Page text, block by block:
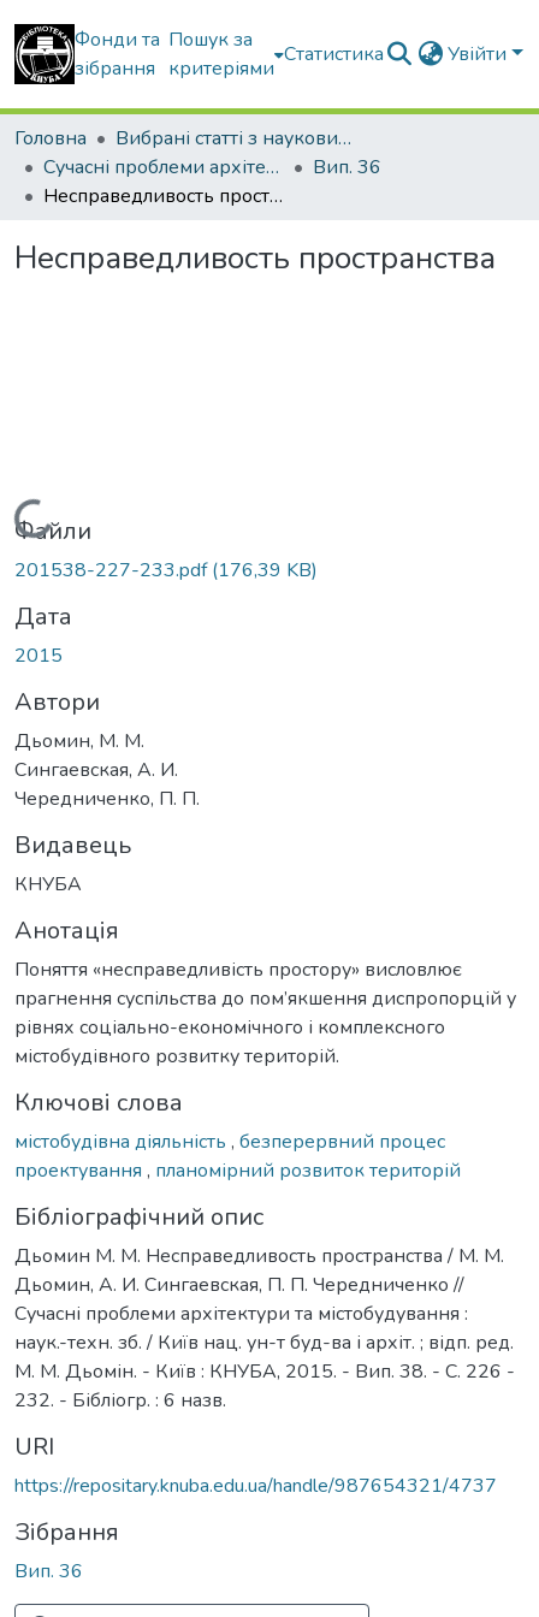
Фонди та
зібрання
Пошук за
критеріями
Статистика Увійти
Головна
Вибрані статті з наукових збірників КНУБА
Сучасні проблеми архітектури та містобудування
Вип. 36
Несправедливость пространства
Несправедливость пространства
Вантажиться...
Файли
201538-227-233.pdf(176,39 KB)
Дата
2015
Автори
Дьомин, М. М.
Сингаевская, А. И.
Чередниченко, П. П.
Видавець
КНУБА
Анотація
Поняття «несправедливість простору» висловлює
прагнення суспільства до пом’якшення диспропорцій у
рівнях соціально-економічного і комплексного
містобудівного розвитку територій.
Ключові слова
містобудівна діяльність , безперервний процес
проектування , планомірний розвиток територій
Бібліографічний опис
Дьомин М. М. Несправедливость пространства / М. М.
Дьомин, А. И. Сингаевская, П. П. Чередниченко //
Сучасні проблеми архітектури та містобудування :
наук.-техн. зб. / Київ нац. ун-т буд-ва і архіт. ; відп. ред.
М. М. Дьомін. - Київ : КНУБА, 2015. - Вип. 38. - С. 226 -
232. - Бібліогр. : 6 назв.
URI
https://repositary.knuba.edu.ua/handle/987654321/4737
Зібрання
Вип. 36